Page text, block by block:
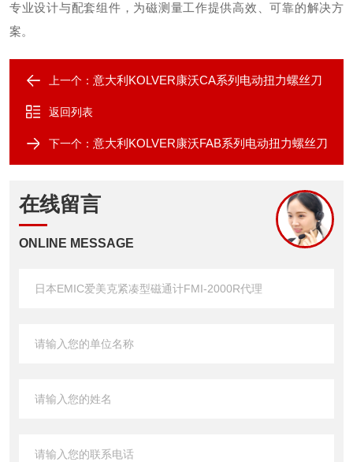
专业设计与配套组件，为磁测量工作提供高效、可靠的解决方
案。
上一个： 意大利KOLVER康沃CA系列电动扭力螺丝刀
返回列表
下一个： 意大利KOLVER康沃FAB系列电动扭力螺丝刀
在线留言
ONLINE MESSAGE